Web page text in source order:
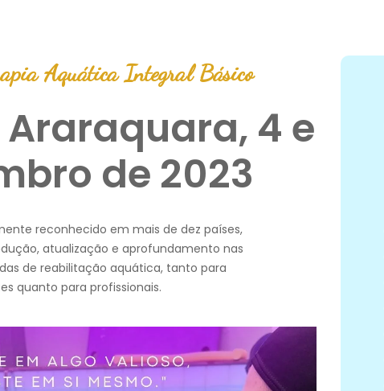
Aquática Integral Básico
Araraquara, 4 e
de 2023
reconhecido em mais de dez países,
atualização e aprofundamento nas
de reabilitação aquática, tanto para
quanto para profissionais.